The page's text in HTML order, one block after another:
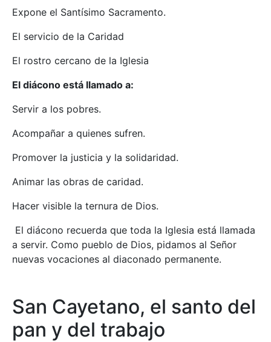
Expone el Santísimo Sacramento.
El servicio de la Caridad
El rostro cercano de la Iglesia
El diácono está llamado a:
Servir a los pobres.
Acompañar a quienes sufren.
Promover la justicia y la solidaridad.
Animar las obras de caridad.
Hacer visible la ternura de Dios.
El diácono recuerda que toda la Iglesia está llamada
a servir. Como pueblo de Dios, pidamos al Señor
nuevas vocaciones al diaconado permanente.
San Cayetano, el santo del
pan y del trabajo